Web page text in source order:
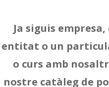
Ja siguis
entitat o un
o curs amb
nostre catàleg de